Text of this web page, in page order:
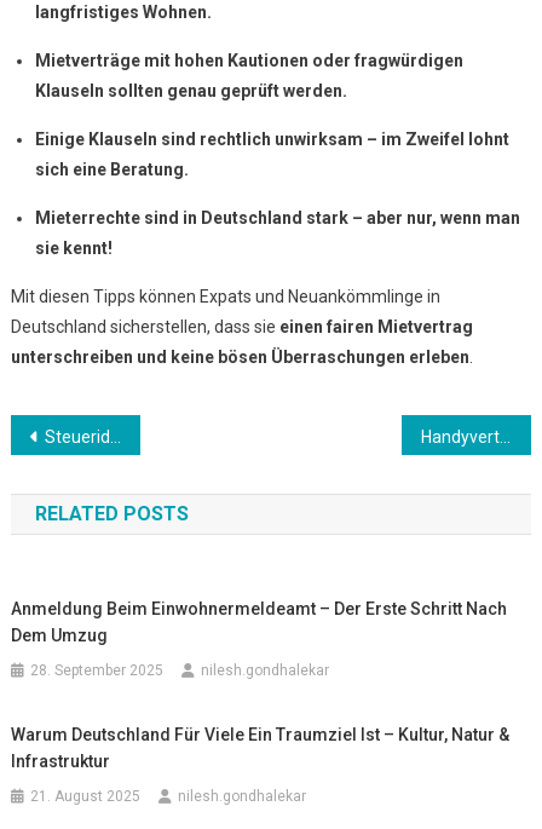
langfristiges Wohnen.
Mietverträge mit hohen Kautionen oder fragwürdigen
Klauseln sollten genau geprüft werden.
Einige Klauseln sind rechtlich unwirksam – im Zweifel lohnt
sich eine Beratung.
Mieterrechte sind in Deutschland stark – aber nur, wenn man
sie kennt!
Mit diesen Tipps können Expats und Neuankömmlinge in
Deutschland sicherstellen, dass sie einen fairen Mietvertrag
unterschreiben und keine bösen Überraschungen erleben
Beitrags-
Navigation
Steueridentifikationsnummer beantragen – Warum sie wichtig ist Handyverträge & Internet – Wie findet man den besten Tarif?
RELATED POSTS
Anmeldung Beim Einwohnermeldeamt – Der Erste Schritt Nach
Dem Umzug
28. September 2025 nilesh.gondhalekar
Warum Deutschland Für Viele Ein Traumziel Ist – Kultur, Natur &
Infrastruktur
21. August 2025 nilesh.gondhalekar